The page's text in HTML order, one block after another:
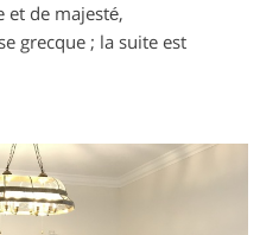
et de majesté,
grecque ; la suite est